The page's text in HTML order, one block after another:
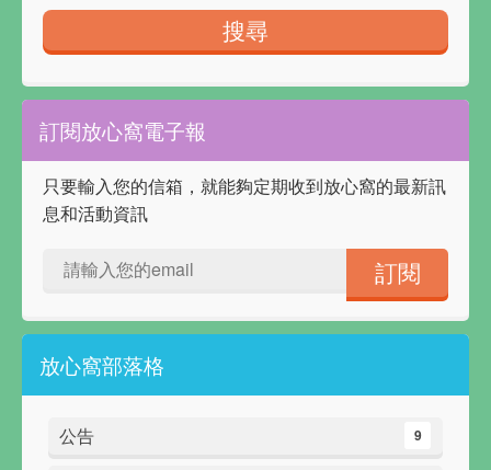
訂閱放心窩電子報
只要輸入您的信箱，就能夠定期收到放心窩的最新訊
息和活動資訊
放心窩部落格
公告 9